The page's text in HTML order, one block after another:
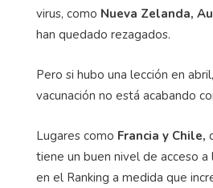
virus, como Nueva Zelanda,
han quedado rezagados.
Pero si hubo una lección en
vacunación no está acabando
Lugares como Francia y Chile,
tiene un buen nivel de acceso a
en el Ranking a medida que